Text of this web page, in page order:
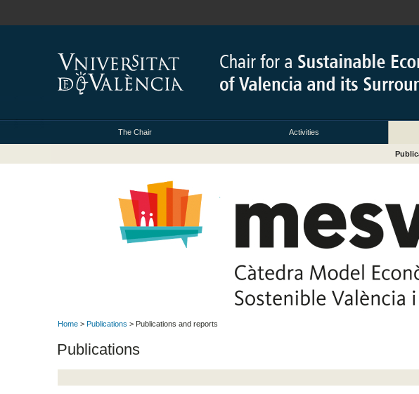
The Chair Activities
Home > Publications > Publications and reports
Publications